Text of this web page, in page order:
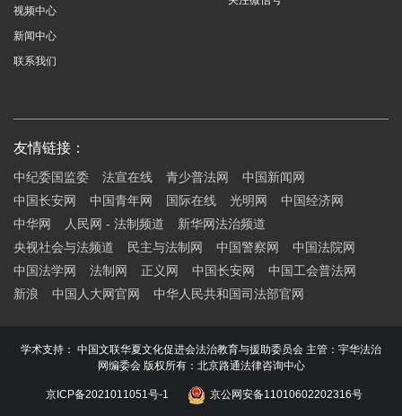
视频中心
新闻中心
联系我们
友情链接：
中纪委国监委 法宣在线 青少普法网
中国新闻网
中国长安网
中国青年网 国际在线 光明网
中国经济网
中华网
人民网 - 法制频道
新华网法治频道
央视社会与法频道
民主与法制网 中国警察网
中国法院网
中国法学网
法制网 正义网 中国长安网
中国工会普法网
新浪
中国人大网官网 中华人民共和国司法部官网
学术支持： 中国文联华夏文化促进会法治教育与援助委员会 主管：宇华法治
网编委会 版权所有：北京路通法律咨询中心
京ICP备2021011051号-1 京公网安备11010602202316号